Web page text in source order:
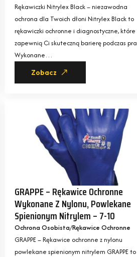
Rękawiczki Nitrylex Black – niezawodna
ochrona dla Twoich dłoni Nitrylex Black to
rękawiczki ochronne i diagnostyczne, które
zapewnią Ci skuteczną barierę podczas
Wykonane…
Zobacz
GRAPPE – Rękawice Ochronne
Wykonane Z Nylonu, Powlekane
Spienionym Nitrylem – 7-10
Ochrona Osobista Rękawice Ochronne
GRAPPE – Rękawice ochronne z nylonu
powlekane spienionym nitrylem GRAPPE to